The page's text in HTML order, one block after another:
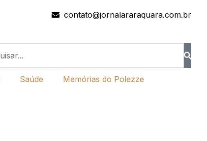
contato@jornalararaquara.com.br
Saúde Memórias do Polezze